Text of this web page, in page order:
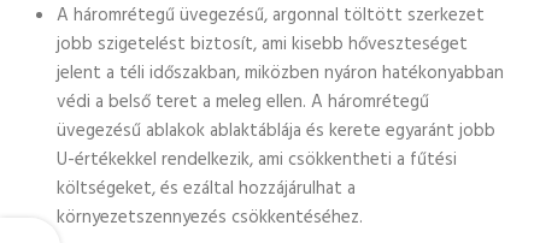
A háromrétegű üvegezésű, argonnal töltött szerkezet
jobb szigetelést biztosít, ami kisebb hőveszteséget
jelent a téli időszakban, miközben nyáron hatékonyabban
védi a belső teret a meleg ellen. A háromrétegű
üvegezésű ablakok ablaktáblája és kerete egyaránt jobb
U-értékekkel rendelkezik, ami csökkentheti a fűtési
költségeket, és ezáltal hozzájárulhat a
környezetszennyezés csökkentéséhez.